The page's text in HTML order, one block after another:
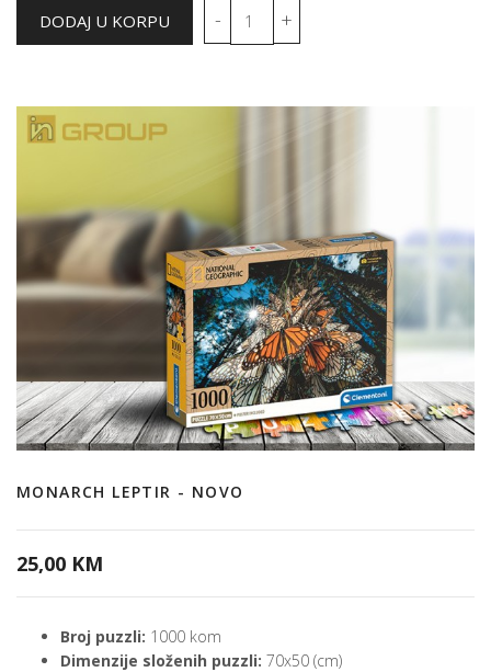
MONARCH LEPTIR - NOVO
25,00 KM
Broj puzzli: 1000 kom
Dimenzije složenih puzzli: 70x50 (cm)